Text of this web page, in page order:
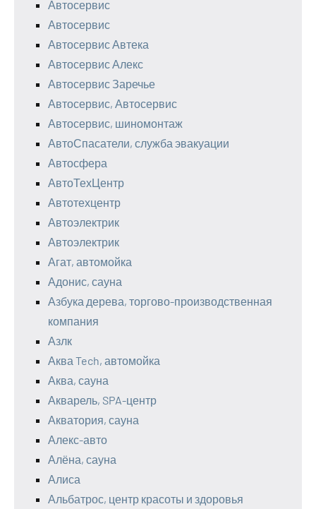
Автосервис
Автосервис
Автосервис Автека
Автосервис Алекс
Автосервис Заречье
Автосервис, Автосервис
Автосервис, шиномонтаж
АвтоСпасатели, служба эвакуации
Автосфера
АвтоТехЦентр
Автотехцентр
Автоэлектрик
Автоэлектрик
Агат, автомойка
Адонис, сауна
Азбука дерева, торгово-производственная
компания
Азлк
Аква Tech, автомойка
Аква, сауна
Акварель, SPA-центр
Акватория, сауна
Алекс-авто
Алёна, сауна
Алиса
Альбатрос, центр красоты и здоровья